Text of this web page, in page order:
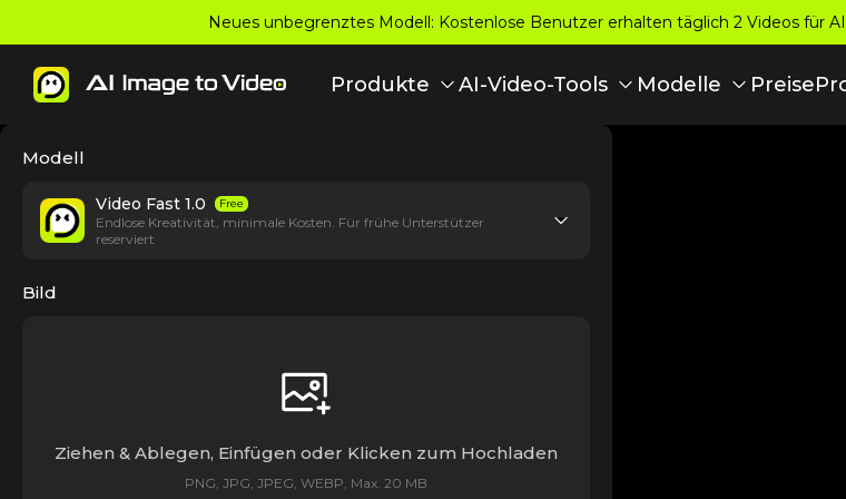
Neues unbegrenztes Modell: Kostenlose Benutzer erhalten täglich 2 Videos für
Produkte AI-Video-Tools Modelle Preise
Modell
Video Fast 1.0 Free
Endlose Kreativität, minimale Kosten. Für frühe Unterstützer
reserviert
Bild
Ziehen & Ablegen, Einfügen oder Klicken zum Hochladen
PNG, JPG, JPEG, WEBP, Max. 20 MB